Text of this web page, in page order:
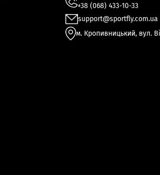
+38 (068) 433-10-33
support@sportfly.com.ua
м. Кропивницький, вул.